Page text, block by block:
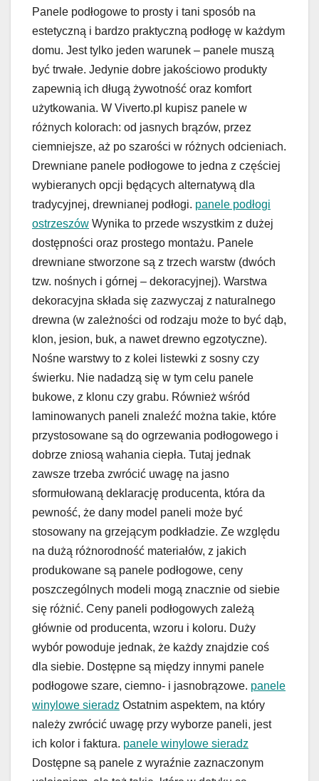
Panele podłogowe to prosty i tani sposób na
estetyczną i bardzo praktyczną podłogę w każdym
domu. Jest tylko jeden warunek – panele muszą
być trwałe. Jedynie dobre jakościowo produkty
zapewnią ich długą żywotność oraz komfort
użytkowania. W Viverto.pl kupisz panele w
różnych kolorach: od jasnych brązów, przez
ciemniejsze, aż po szarości w różnych odcieniach.
Drewniane panele podłogowe to jedna z częściej
wybieranych opcji będących alternatywą dla
tradycyjnej, drewnianej podłogi. panele podłogi
ostrzeszów Wynika to przede wszystkim z dużej
dostępności oraz prostego montażu. Panele
drewniane stworzone są z trzech warstw (dwóch
tzw. nośnych i górnej – dekoracyjnej). Warstwa
dekoracyjna składa się zazwyczaj z naturalnego
drewna (w zależności od rodzaju może to być dąb,
klon, jesion, buk, a nawet drewno egzotyczne).
Nośne warstwy to z kolei listewki z sosny czy
świerku. Nie nadadzą się w tym celu panele
bukowe, z klonu czy grabu. Również wśród
laminowanych paneli znaleźć można takie, które
przystosowane są do ogrzewania podłogowego i
dobrze zniosą wahania ciepła. Tutaj jednak
zawsze trzeba zwrócić uwagę na jasno
sformułowaną deklarację producenta, która da
pewność, że dany model paneli może być
stosowany na grzejącym podkładzie. Ze względu
na dużą różnorodność materiałów, z jakich
produkowane są panele podłogowe, ceny
poszczególnych modeli mogą znacznie od siebie
się różnić. Ceny paneli podłogowych zależą
głównie od producenta, wzoru i koloru. Duży
wybór powoduje jednak, że każdy znajdzie coś
dla siebie. Dostępne są między innymi panele
podłogowe szare, ciemno- i jasnobrązowe. panele
winylowe sieradz Ostatnim aspektem, na który
należy zwrócić uwagę przy wyborze paneli, jest
ich kolor i faktura. panele winylowe sieradz
Dostępne są panele z wyraźnie zaznaczonym